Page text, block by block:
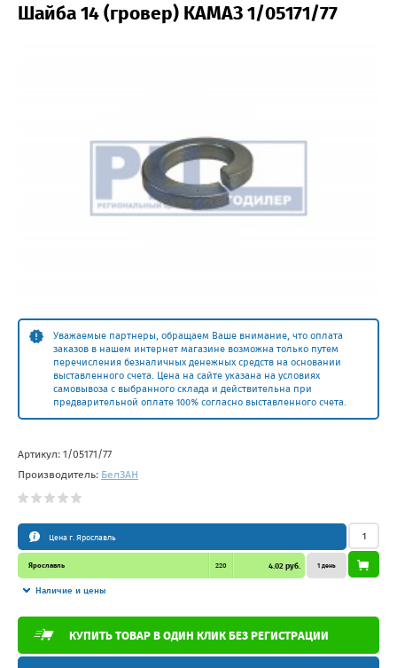
Шайба 14 (гровер) КАМАЗ 1/05171/77
Уважаемые партнеры, обращаем Ваше внимание, что оплата
заказов в нашем интернет магазине возможна только путем
перечисления безналичных денежных средств на основании
выставленного счета. Цена на сайте указана на условиях
самовывоза с выбранного склада и действительна при
предварительной оплате 100% согласно выставленного счета.
Артикул: 1/05171/77
Производитель: БелЗAН
Цена г. Ярославль
Ярославль 220 4.02 руб.
Наличие и цены
1 день
КУПИТЬ ТОВАР В ОДИН КЛИК БЕЗ РЕГИСТРАЦИИ